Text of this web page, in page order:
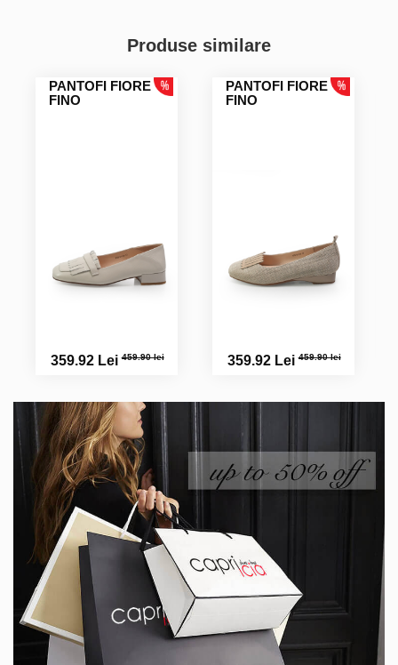
Produse similare
PANTOFI FIORE
FINO
359.92 Lei459.90 lei
PANTOFI FIORE
FINO
359.92 Lei459.90 lei